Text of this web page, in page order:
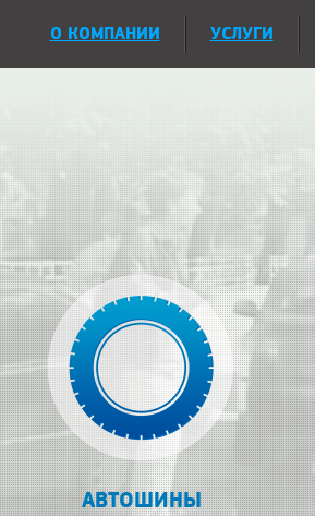
О КОМПАНИИ УСЛУГИ
АВТОШИНЫ